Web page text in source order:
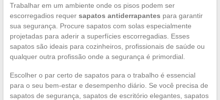
Trabalhar em um ambiente onde os pisos podem ser
escorregadios requer sapatos antiderrapantes para garantir
sua segurança. Procure sapatos com solas especialmente
projetadas para aderir a superfícies escorregadias. Esses
sapatos são ideais para cozinheiros, profissionais de saúde ou
qualquer outra profissão onde a segurança é primordial.
Escolher o par certo de sapatos para o trabalho é essencial
para o seu bem-estar e desempenho diário. Se você precisa de
sapatos de segurança, sapatos de escritório elegantes, sapatos